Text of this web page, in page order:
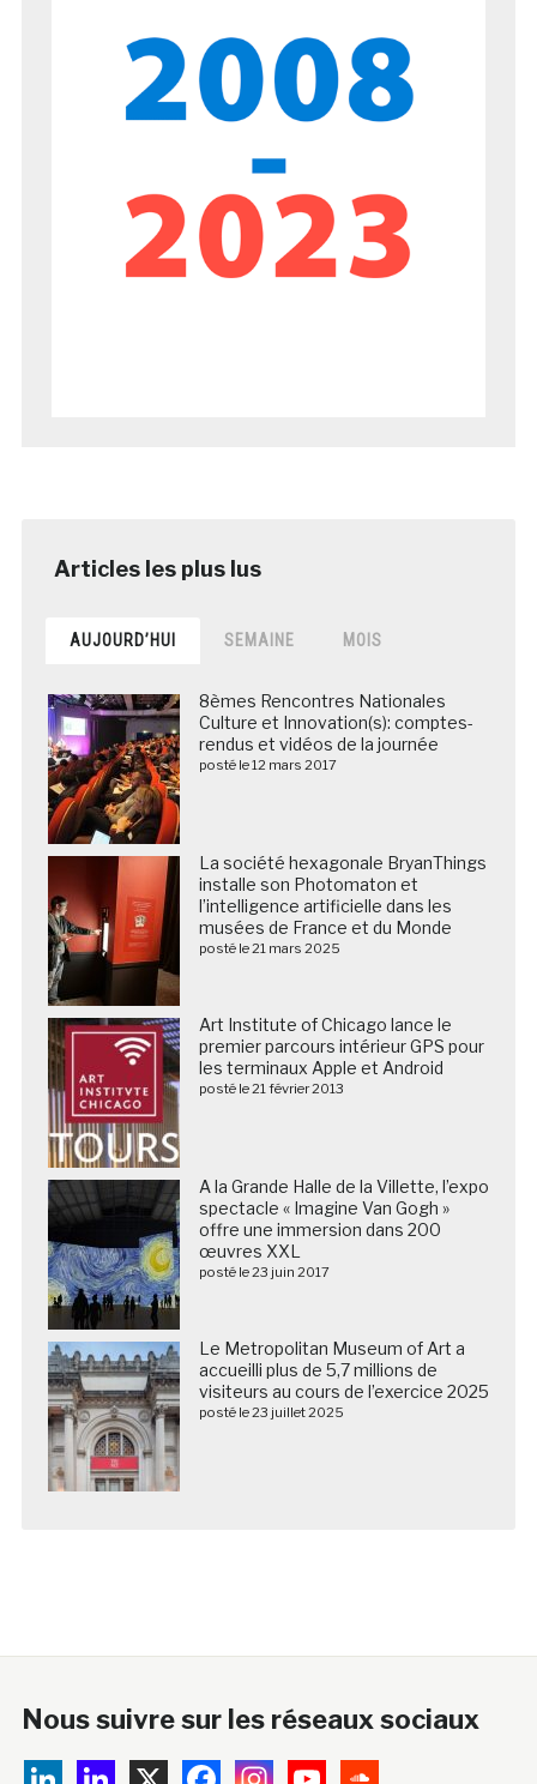
AUJOURD’HUI SEMAINE MOIS
8èmes Rencontres Nationales
Culture et Innovation(s): comptes-
rendus et vidéos de la journée
posté le 12 mars 2017
La société hexagonale BryanThings
installe son Photomaton et
l’intelligence artificielle dans les
musées de France et du Monde
posté le 21 mars 2025
Art Institute of Chicago lance le
premier parcours intérieur GPS pour
les terminaux Apple et Android
posté le 21 février 2013
A la Grande Halle de la Villette, l’expo
spectacle « Imagine Van Gogh »
offre une immersion dans 200
œuvres XXL
posté le 23 juin 2017
Le Metropolitan Museum of Art a
accueilli plus de 5,7 millions de
visiteurs au cours de l’exercice 2025
posté le 23 juillet 2025
Nous suivre sur les réseaux sociaux